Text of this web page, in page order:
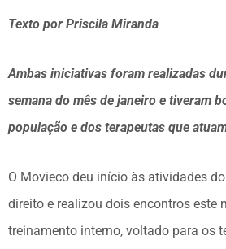
Texto por Priscila Miranda
Ambas iniciativas foram realizadas
semana do mês de janeiro e tiveram
população e dos terapeutas que
O Movieco deu início às atividades
direito e realizou dois encontros este
treinamento interno, voltado para os